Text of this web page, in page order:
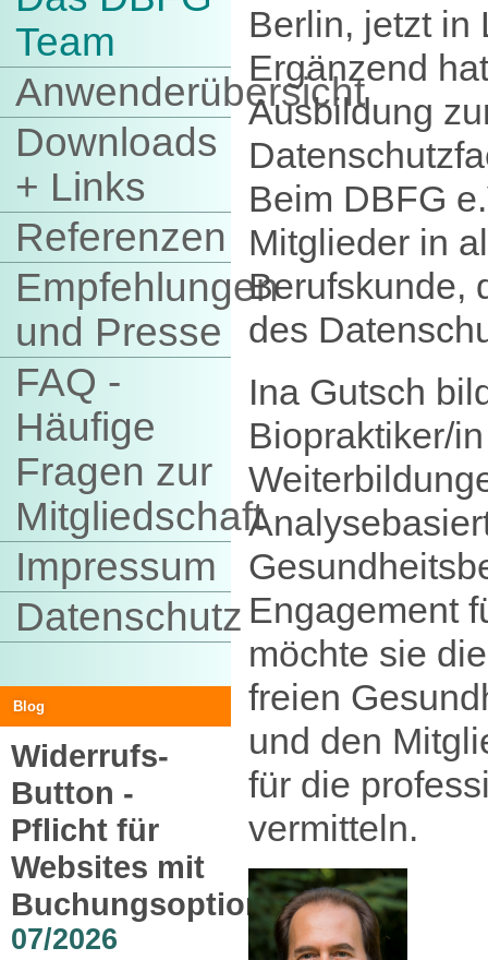
Team
Anwenderübersicht
Downloads
+ Links
Referenzen
Empfehlungen
und Presse
FAQ -
Häufige
Fragen zur
Mitgliedschaft
Impressum
Datenschutz
Blog
Widerrufs-
Button -
Pflicht für
Websites mit
Buchungsoption
07/2026
Berlin, jetzt in
Ergänzend
Ausbildung
Beim DBFG
Mitglieder in
Berufskunde,
des
Ina Gutsch
Biopraktiker/
Engagement
möchte sie
freien
und den
für die
vermitteln.